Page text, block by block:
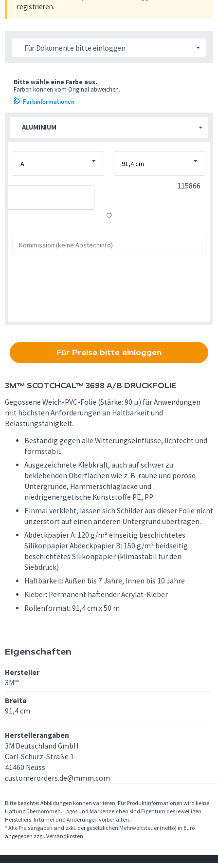
registrieren.
Für Dokumente bitte einloggen
ALUMINIUM
Bitte wähle eine Farbe aus.
Farben können vom Original abweichen.
Farbinformationen
115866
Für Preise bitte einloggen
3M™ SCOTCHCAL™ 3698 A/B DRUCKFOLIE
Gegossene Weich-PVC-Folie (Stärke: 90 µ) für Anwendungen
mit höchsten Anforderungen an Haltbarkeit und
Belastungsfähigkeit.
Beständig gegen alle Witterungseinflüsse, lichtecht und
formstabil.
Ausgezeichnete Klebkraft, auch auf schwer zu
beklebenden Oberflächen wie z. B. rauhe und poröse
Untergründe, Hammerschlaglacke und
niedrigenergetische Kunststoffe PE, PP
Einmal verklebt, lassen sich Schilder aus dieser Folie nicht
unzerstört auf einen anderen Untergrund übertragen.
Abdeckpapier A: 120 g/m² einseitig beschichtetes
Silikonpapier Abdeckpapier B: 150 g/m² beidseitig
beschichtetes Silikonpapier (klimastabil für den
Siebdruck)
Haltbarkeit: Außen bis 7 Jahre, Innen bis 10 Jahre
Kleber: Permanent haftender Acrylat-Kleber
Rollenformat: 91,4 cm x 50 m
Eigenschaften
Hersteller
3M™
Breite
91,4 cm
Herstellerangaben
3M Deutschland GmbH
Carl-Schurz-Straße 1
41460 Neuss
customerorders.de@mmm.com
Bitte beachte: Abbildungen können variieren. Für Produktinformationen wird keine
Haftung übernommen. Logos und Markenzeichen sind Eigentum des jeweiligen
Herstellers. Irrtümer und Änderungen vorbehalten.
* Alle Preisangaben sind exkl. der gesetzlichen Mehrwertsteuer (netto) in Euro
angegeben zzgl. Versandkosten.